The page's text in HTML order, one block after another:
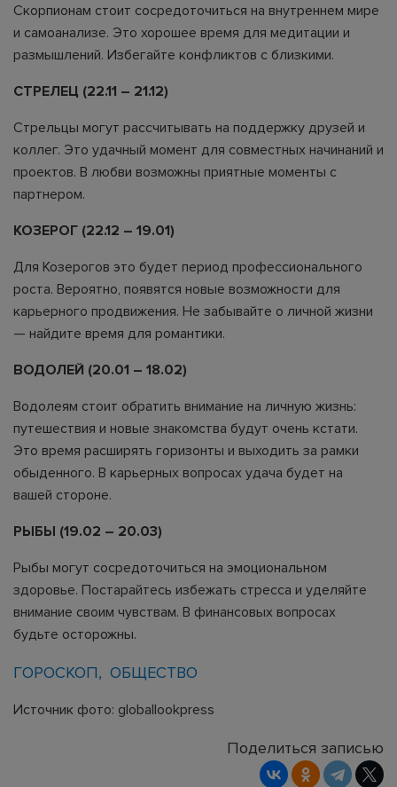
Скорпионам стоит сосредоточиться на внутреннем мире
и самоанализе. Это хорошее время для медитации и
размышлений. Избегайте конфликтов с близкими.
СТРЕЛЕЦ (22.11 – 21.12)
Стрельцы могут рассчитывать на поддержку друзей и
коллег. Это удачный момент для совместных начинаний и
проектов. В любви возможны приятные моменты с
партнером.
КОЗЕРОГ (22.12 – 19.01)
Для Козерогов это будет период профессионального
роста. Вероятно, появятся новые возможности для
карьерного продвижения. Не забывайте о личной жизни
— найдите время для романтики.
ВОДОЛЕЙ (20.01 – 18.02)
Водолеям стоит обратить внимание на личную жизнь:
путешествия и новые знакомства будут очень кстати.
Это время расширять горизонты и выходить за рамки
обыденного. В карьерных вопросах удача будет на
вашей стороне.
РЫБЫ (19.02 – 20.03)
Рыбы могут сосредоточиться на эмоциональном
здоровье. Постарайтесь избежать стресса и уделяйте
внимание своим чувствам. В финансовых вопросах
будьте осторожны.
ГОРОСКОП ОБЩЕСТВО
Источник фото: globallookpress
Поделиться записью